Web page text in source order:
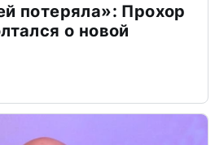
потеряла»: Прохор
о новой